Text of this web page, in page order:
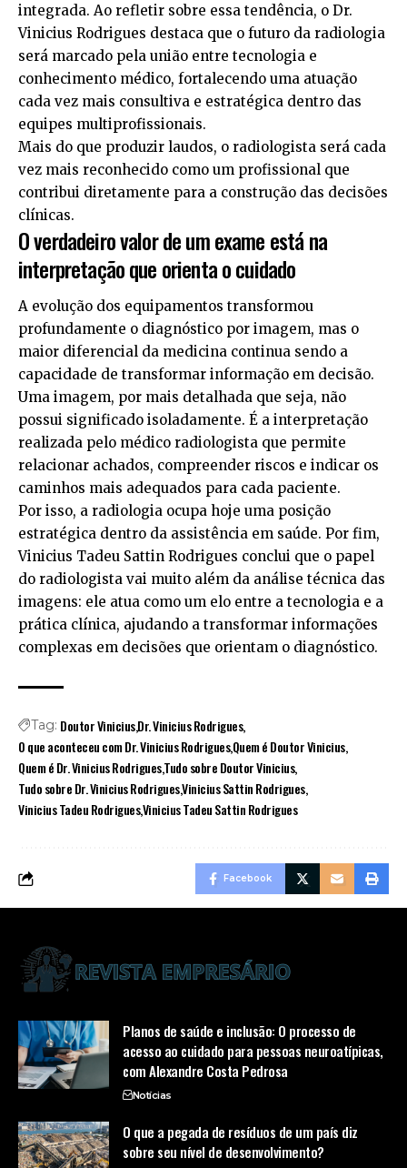
integrada. Ao refletir sobre essa tendência, o Dr.
Vinicius Rodrigues destaca que o futuro da radiologia
será marcado pela união entre tecnologia e
conhecimento médico, fortalecendo uma atuação
cada vez mais consultiva e estratégica dentro das
equipes multiprofissionais.
Mais do que produzir laudos, o radiologista será cada
vez mais reconhecido como um profissional que
contribui diretamente para a construção das decisões
clínicas.
O verdadeiro valor de um exame está na
interpretação que orienta o cuidado
A evolução dos equipamentos transformou
profundamente o diagnóstico por imagem, mas o
maior diferencial da medicina continua sendo a
capacidade de transformar informação em decisão.
Uma imagem, por mais detalhada que seja, não
possui significado isoladamente. É a interpretação
realizada pelo médico radiologista que permite
relacionar achados, compreender riscos e indicar os
caminhos mais adequados para cada paciente.
Por isso, a radiologia ocupa hoje uma posição
estratégica dentro da assistência em saúde. Por fim,
Vinicius Tadeu Sattin Rodrigues conclui que o papel
do radiologista vai muito além da análise técnica das
imagens: ele atua como um elo entre a tecnologia e a
prática clínica, ajudando a transformar informações
complexas em decisões que orientam o diagnóstico.
Tag: Doutor ViniciusDr. Vinicius Rodrigues
O que aconteceu com Dr. Vinicius RodriguesQuem é Doutor Vinicius
Quem é Dr. Vinicius RodriguesTudo sobre Doutor Vinicius
Tudo sobre Dr. Vinicius RodriguesVinicius Sattin Rodrigues
Vinicius Tadeu RodriguesVinicius Tadeu Sattin Rodrigues
Facebook
Planos de saúde e inclusão: O processo de
acesso ao cuidado para pessoas neuroatípicas,
com Alexandre Costa Pedrosa
Notícias
O que a pegada de resíduos de um país diz
sobre seu nível de desenvolvimento?